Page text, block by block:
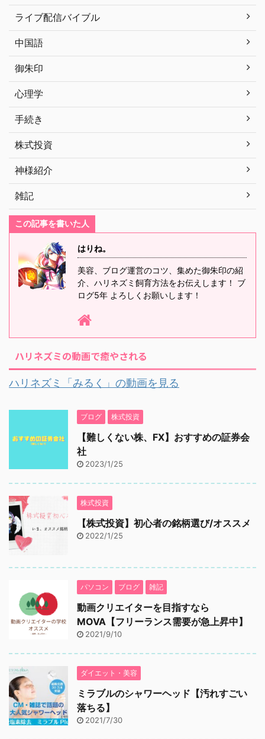
ライブ配信バイブル
中国語
御朱印
心理学
手続き
株式投資
神様紹介
雑記
この記事を書いた人
はりね。
美容、ブログ運営のコツ、集めた御朱印の紹
介、ハリネズミ飼育方法をお伝えします！ ブ
ログ5年 よろしくお願いします！
ハリネズミの動画で癒やされる
ハリネズミ「みるく」の動画を見る
ブログ 株式投資
【難しくない株、FX】おすすめの証券会
社
2023/1/25
株式投資
【株式投資】初心者の銘柄選び/オススメ
2022/1/25
パソコン ブログ 雑記
動画クリエイターを目指すなら
MOVA【フリーランス需要が急上昇中】
2021/9/10
ダイエット・美容
ミラブルのシャワーヘッド【汚れすごい
落ちる】
2021/7/30